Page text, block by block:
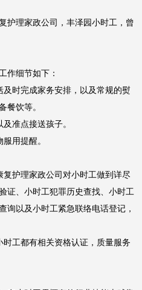
护理家政公司，丰泽园小时工，曾
作细节如下：
时完成家务安排，以及常规的熨
餐饮等。
准点接送孩子。
用提醒。
复护理家政公司对小时工做到详尽
证、小时工犯罪历史查找、小时工
询以及小时工紧急联络电话登记，
工都有相关资格认证，质量服务